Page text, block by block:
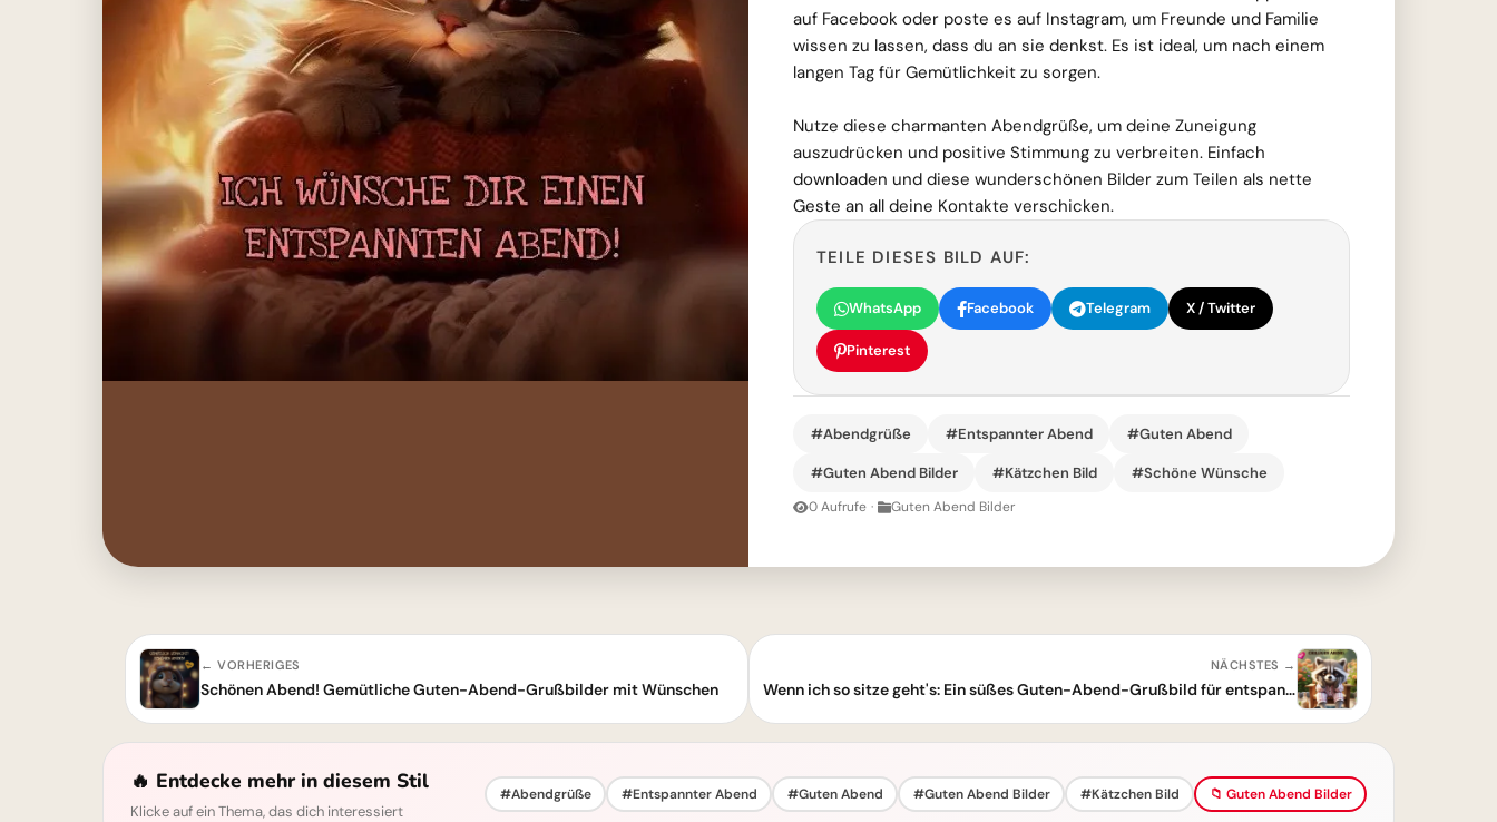
auf Facebook oder poste es auf Instagram, um Freunde und Familie
wissen zu lassen, dass du an sie denkst. Es ist ideal, um nach einem
langen Tag für Gemütlichkeit zu sorgen.
Nutze diese charmanten Abendgrüße, um deine Zuneigung
auszudrücken und positive Stimmung zu verbreiten. Einfach
downloaden und diese wunderschönen Bilder zum Teilen als nette
Geste an all deine Kontakte verschicken.
TEILE DIESES BILD AUF:
WhatsApp Facebook Telegram X / Twitter
Pinterest
#Abendgrüße #Entspannter Abend #Guten Abend
#Guten Abend Bilder #Kätzchen Bild #Schöne Wünsche
0 Aufrufe · Guten Abend Bilder
← VORHERIGES
Schönen Abend! Gemütliche Guten-Abend-Grußbilder mit Wünschen
NÄCHSTES →
Wenn ich so sitze geht's: Ein süßes Guten-Abend-Grußbild für entspannte Stunden
🔥 Entdecke mehr in diesem Stil
Klicke auf ein Thema, das dich interessiert
#Abendgrüße #Entspannter Abend #Guten Abend #Guten Abend Bilder #Kätzchen Bild 📁 Guten Abend Bilder